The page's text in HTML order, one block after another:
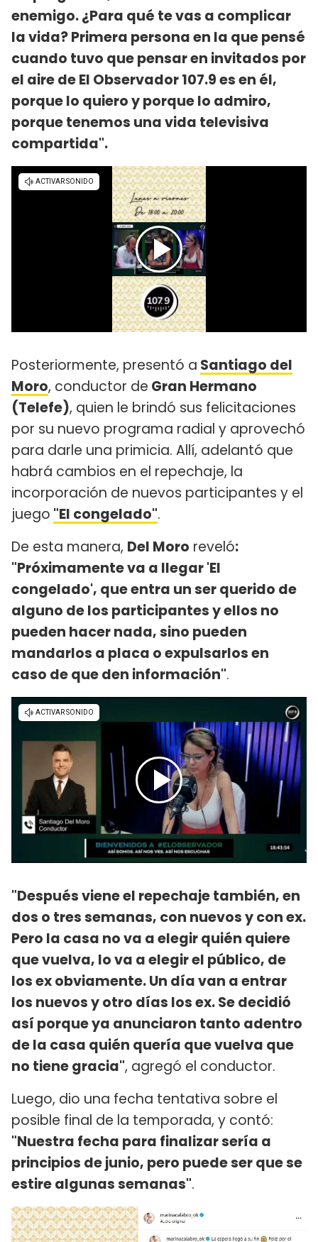
enemigo. ¿Para qué te vas a complicar
la vida? Primera persona en la que pensé
cuando tuvo que pensar en invitados por
el aire de El Observador 107.9 es en él,
porque lo quiero y porque lo admiro,
porque tenemos una vida televisiva
compartida".
Posteriormente, presentó a Santiago del
Moro, conductor de Gran Hermano
(Telefe), quien le brindó sus felicitaciones
por su nuevo programa radial y aprovechó
para darle una primicia. Allí, adelantó que
habrá cambios en el repechaje, la
incorporación de nuevos participantes y el
juego "El congelado".
De esta manera, Del Moro reveló:
"Próximamente va a llegar 'El
congelado', que entra un ser querido de
alguno de los participantes y ellos no
pueden hacer nada, sino pueden
mandarlos a placa o expulsarlos en
caso de que den información".
"Después viene el repechaje también, en
dos o tres semanas, con nuevos y con ex.
Pero la casa no va a elegir quién quiere
que vuelva, lo va a elegir el público, de
los ex obviamente. Un día van a entrar
los nuevos y otro días los ex. Se decidió
así porque ya anunciaron tanto adentro
de la casa quién quería que vuelva que
no tiene gracia", agregó el conductor.
Luego, dio una fecha tentativa sobre el
posible final de la temporada, y contó:
"Nuestra fecha para finalizar sería a
principios de junio, pero puede ser que se
estire algunas semanas".